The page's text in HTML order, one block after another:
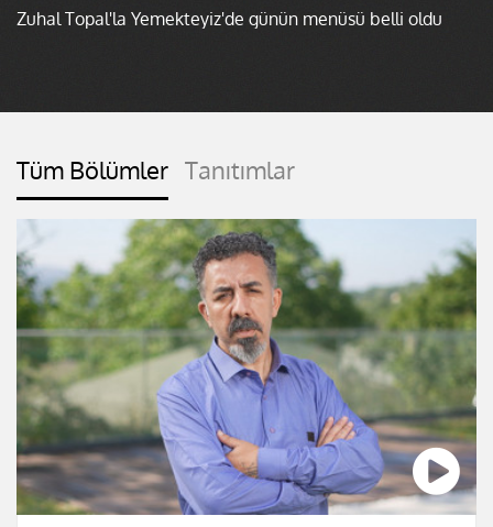
Zuhal Topal'la Yemekteyiz'de günün menüsü belli oldu
Tüm Bölümler Tanıtımlar